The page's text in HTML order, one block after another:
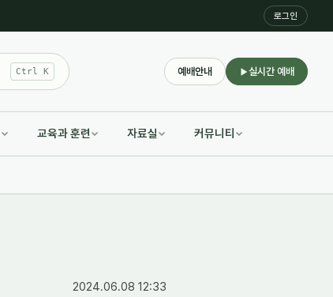
로그인
Ctrl K 예배안내 실시간 예배
교육과 훈련 자료실 커뮤니티
2024.06.08 12:33